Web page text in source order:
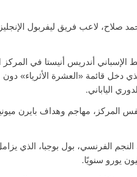
دخل قائمة «العشرة الأثرياء»
الياباني.
المركز، مهاجم وهداف بايرن
الفرنسي، بول بوجبا، الذي